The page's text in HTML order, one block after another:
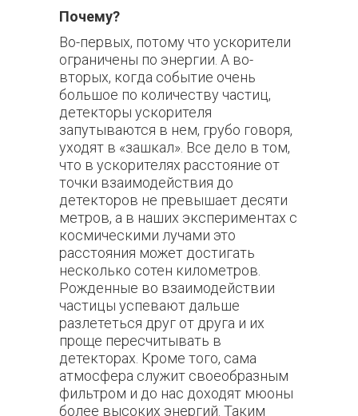
Почему?
Во-первых, потому что ускорители
ограничены по энергии. А во-
вторых, когда событие очень
большое по количеству частиц,
детекторы ускорителя
запутываются в нем, грубо говоря,
уходят в «зашкал». Все дело в том,
что в ускорителях расстояние от
точки взаимодействия до
детекторов не превышает десяти
метров, а в наших экспериментах с
космическими лучами это
расстояния может достигать
несколько сотен километров.
Рожденные во взаимодействии
частицы успевают дальше
разлететься друг от друга и их
проще пересчитывать в
детекторах. Кроме того, сама
атмосфера служит своеобразным
фильтром и до нас доходят мюоны
более высоких энергий. Таким